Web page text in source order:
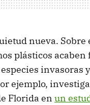
nueva. Sobre
plásticos
invasoras
ejemplo,
Florida en un